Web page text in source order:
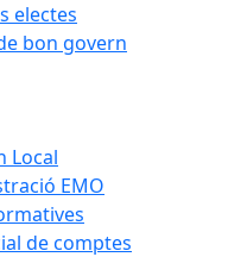
electes
bon govern
Local
EMO
de comptes